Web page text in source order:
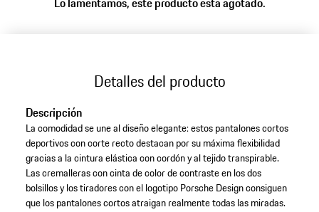
Detalles del producto
Descripción
La comodidad se une al diseño elegante: estos pantalones cortos
deportivos con corte recto destacan por su máxima flexibilidad
gracias a la cintura elástica con cordón y al tejido transpirable.
Las cremalleras con cinta de color de contraste en los dos
bolsillos y los tiradores con el logotipo Porsche Design consiguen
que los pantalones cortos atraigan realmente todas las miradas.